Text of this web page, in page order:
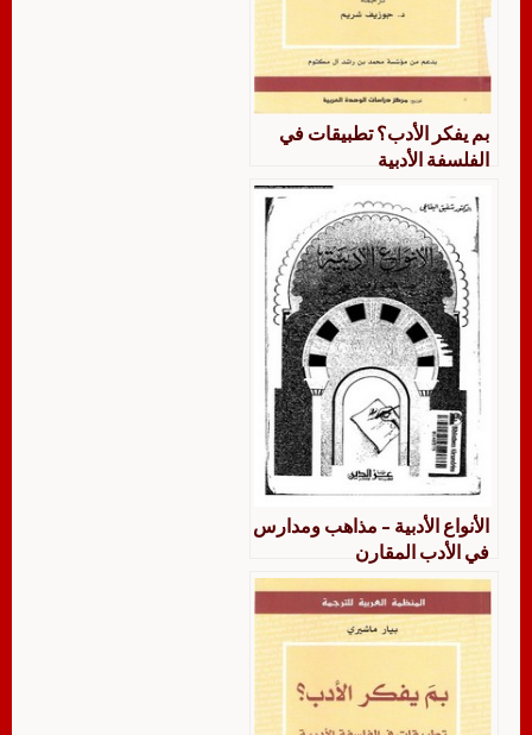
بم يفكر الأدب؟ تطبيقات في
الفلسفة الأدبية
الأنواع الأدبية – مذاهب ومدارس
في الأدب المقارن